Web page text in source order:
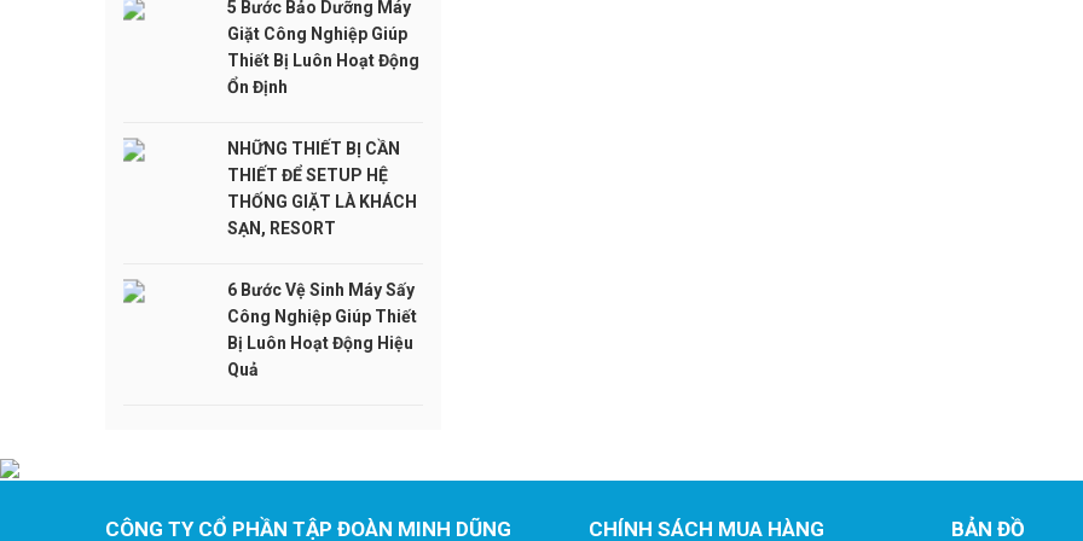
5 Bước Bảo Dưỡng Máy
Giặt Công Nghiệp Giúp
Thiết Bị Luôn Hoạt Động
Ổn Định
NHỮNG THIẾT BỊ CẦN
THIẾT ĐỂ SETUP HỆ
THỐNG GIẶT LÀ KHÁCH
SẠN, RESORT
6 Bước Vệ Sinh Máy Sấy
Công Nghiệp Giúp Thiết
Bị Luôn Hoạt Động Hiệu
Quả
CÔNG TY CỔ PHẦN TẬP ĐOÀN MINH DŨNG CHÍNH SÁCH MUA HÀNG BẢN ĐỒ